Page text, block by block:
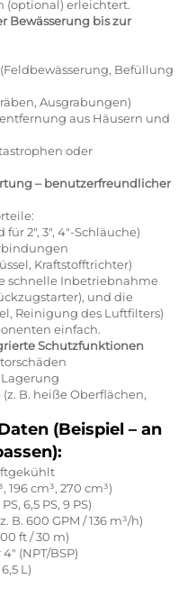
(optional) erleichtert.
Bewässerung bis zur
(Feldbewässerung, Befüllung
Ausgrabungen)
aus Häusern und
oder
– benutzerfreundlicher
für 2", 3", 4"-Schläuche)
Kraftstofftrichter)
schnelle Inbetriebnahme
und die
Reinigung des Luftfilters)
einfach.
Schutzfunktionen
B. heiße Oberflächen,
(Beispiel – an
196 cm³, 270 cm³)
6,5 PS, 9 PS)
B. 600 GPM / 136 m³/h)
ft / 30 m)
4" (NPT/BSP)
L)